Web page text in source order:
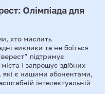
Олімпіада для
хто мислить
виклики та не боїться
підтримує
і запрошує здібних
які є нашими абонентами,
інтелектуальній